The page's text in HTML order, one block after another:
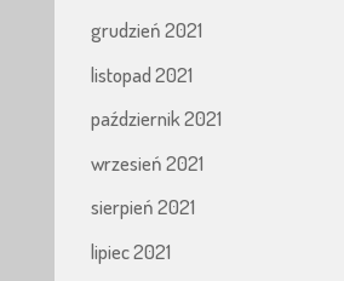
grudzień 2021
listopad 2021
październik 2021
wrzesień 2021
sierpień 2021
lipiec 2021